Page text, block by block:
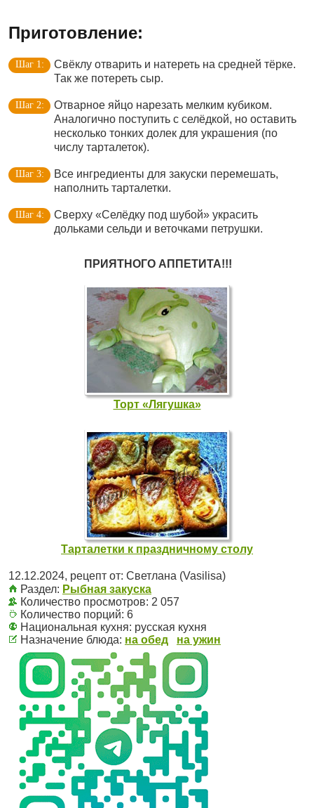
Приготовление:
Свёклу отварить и натереть на средней тёрке.
Так же потереть сыр.
Отварное яйцо нарезать мелким кубиком.
Аналогично поступить с селёдкой, но оставить
несколько тонких долек для украшения (по
числу тарталеток).
Все ингредиенты для закуски перемешать,
наполнить тарталетки.
Сверху «Селёдку под шубой» украсить
дольками сельди и веточками петрушки.
ПРИЯТНОГО АППЕТИТА!!!
Торт «Лягушка»
Тарталетки к праздничному столу
12.12.2024, рецепт от: Светлана (Vasilisa)
Раздел: Рыбная закуска
Количество просмотров: 2 057
Количество порций: 6
Национальная кухня: русская кухня
Назначение блюда: на обед на ужин